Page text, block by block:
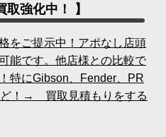
取強化中！ 】
をご提示中！アポなし店頭
能です。他店様との比較で
特にGibson、Fender、PR
ど！→ 買取見積もりをする